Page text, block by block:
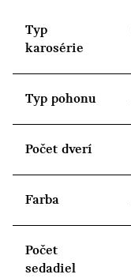
Typ
karosérie
Typ pohonu
Počet dverí
Farba
Počet
sedadiel